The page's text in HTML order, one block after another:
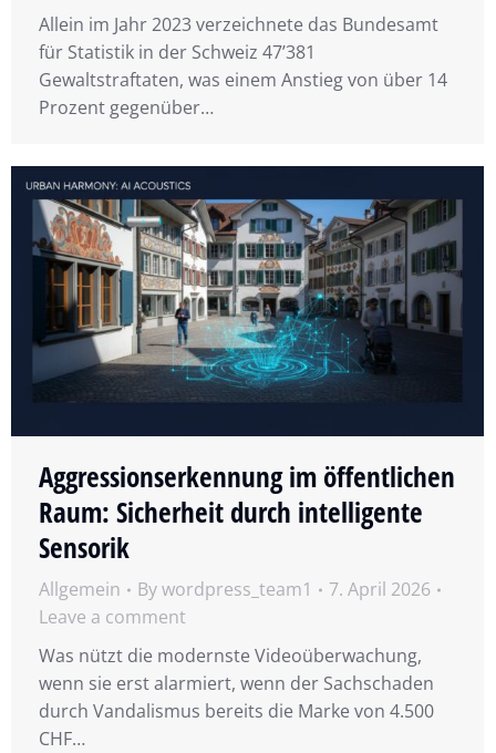
Allein im Jahr 2023 verzeichnete das Bundesamt
für Statistik in der Schweiz 47’381
Gewaltstraftaten, was einem Anstieg von über 14
Prozent gegenüber…
Aggressionserkennung im öffentlichen
Raum: Sicherheit durch intelligente
Sensorik
Allgemein Bywordpress_team1
7. April 2026
Leave a comment
Was nützt die modernste Videoüberwachung,
wenn sie erst alarmiert, wenn der Sachschaden
durch Vandalismus bereits die Marke von 4.500
CHF…